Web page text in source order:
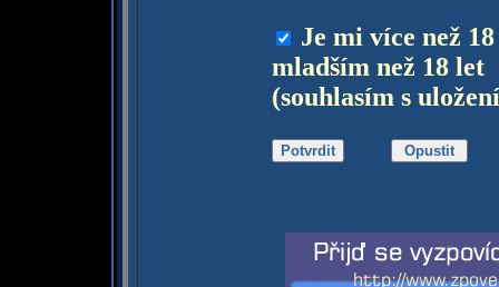
Je mi více než
mladším než 18 let
(souhlasím s